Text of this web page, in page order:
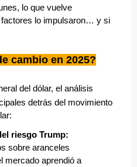
lo que vuelve
factores lo impulsaron… y si
cambio en 2025?
del dólar, el análisis
detrás del movimiento
riesgo Trump:
sobre aranceles
mercado aprendió a